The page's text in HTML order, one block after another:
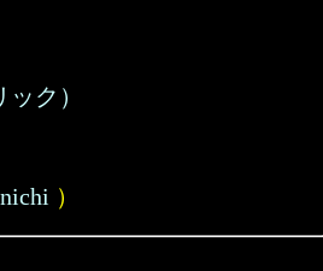
ク）
）